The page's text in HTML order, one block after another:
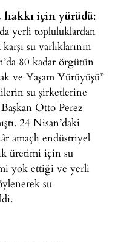
hakkı için yürüdü:
yerli topluluklardan
su varlıklarının
80 kadar örgütün
ve Yaşam Yürüyüşü”
su şirketlerine
Başkan Otto Perez
24 Nisan’daki
amaçlı endüstriyel
üretimi için su
yok ettiği ve yerli
su